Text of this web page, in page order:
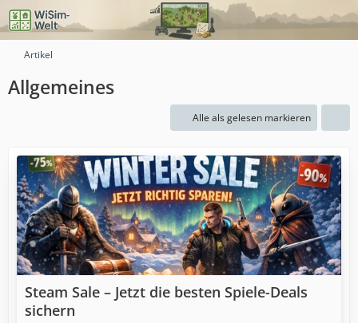
Artikel
Allgemeines
Alle als gelesen markieren
Steam Sale – Jetzt die besten Spiele-Deals
sichern